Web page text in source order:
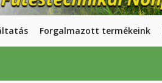
Forgalmazott termékeink